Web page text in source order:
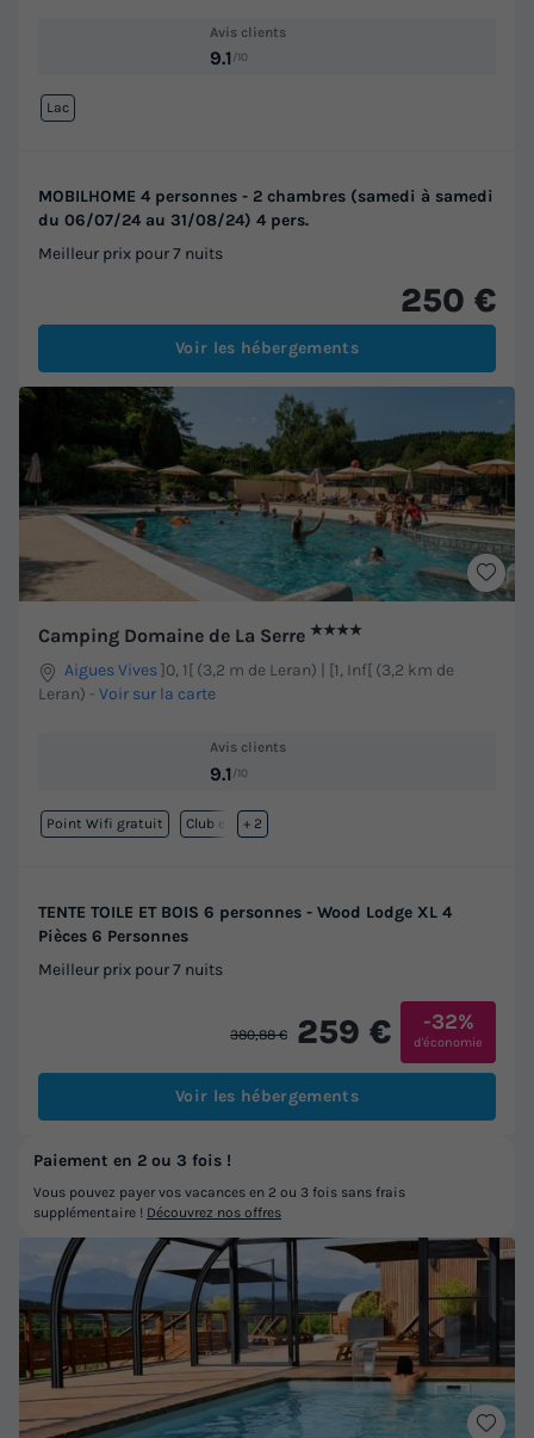
Avis clients
9.1 /10
Lac
MOBILHOME 4 personnes - 2 chambres (samedi à samedi
du 06/07/24 au 31/08/24) 4 pers.
Meilleur prix pour 7 nuits
250 €
Voir les hébergements
Camping Domaine de La Serre ★★★★
Aigues Vives]0, 1[ (3,2 m de Leran) | [1, Inf[ (3,2 km de
Leran) - Voir sur la carte
Avis clients
9.1 /10
Point Wifi gratuit Club enfant
+ 2
TENTE TOILE ET BOIS 6 personnes - Wood Lodge XL 4
Pièces 6 Personnes
Meilleur prix pour 7 nuits
380,88 € 259 € -32%
d'économie
Voir les hébergements
Paiement en 2 ou 3 fois !
Vous pouvez payer vos vacances en 2 ou 3 fois sans frais
supplémentaire ! Découvrez nos offres